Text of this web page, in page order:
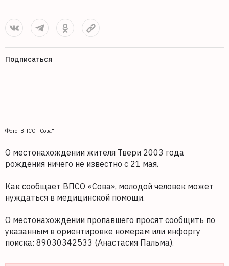
Подписаться
Фото: ВПСО "Сова"
О местонахождении жителя Твери 2003 года
рождения ничего не известно с 21 мая.
Как сообщает ВПСО «Сова», молодой человек может
нуждаться в медицинской помощи.
О местонахождении пропавшего просят сообщить по
указанным в ориентировке номерам или инфоргу
поиска: 89030342533 (Анастасия Пальма).